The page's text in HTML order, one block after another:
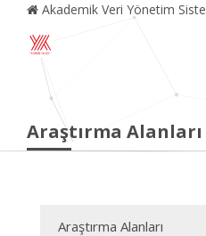
Akademik Veri Yönetim
Araştırma Alanları
Araştırma Alanları